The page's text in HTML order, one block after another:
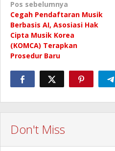
Navigasi
pos
Pos sebelumnya
Cegah Pendaftaran Musik
Berbasis AI, Asosiasi Hak
Cipta Musik Korea
(KOMCA) Terapkan
Prosedur Baru
Don't Miss